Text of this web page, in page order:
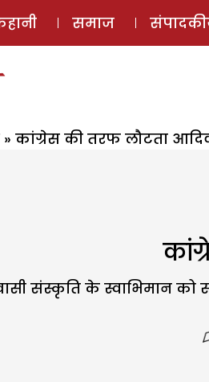
समाज
» कांग्रेस की तरफ लौटता
संस्कृति के स्वाभिमान